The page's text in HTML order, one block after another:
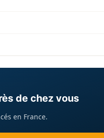
de chez vous
en France.